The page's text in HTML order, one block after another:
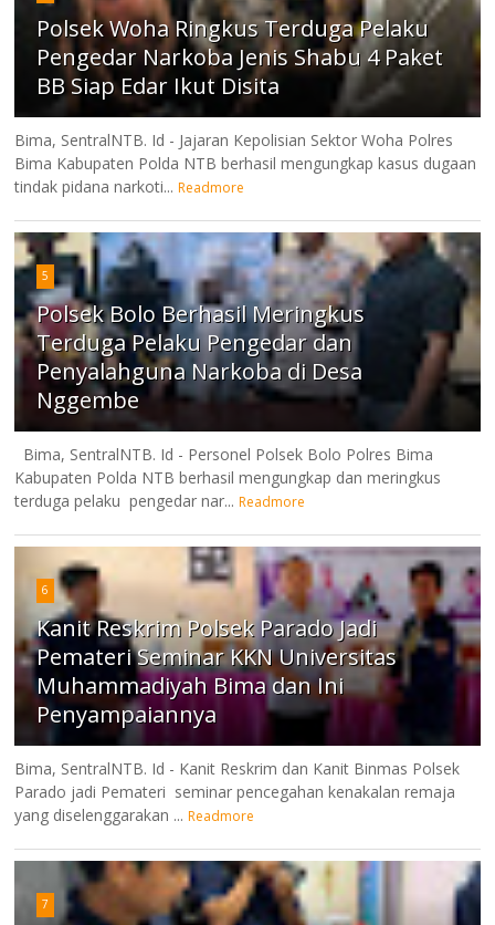
Polsek Woha Ringkus Terduga Pelaku
Pengedar Narkoba Jenis Shabu 4 Paket
BB Siap Edar Ikut Disita
Bima, SentralNTB. Id - Jajaran Kepolisian Sektor Woha Polres
Bima Kabupaten Polda NTB berhasil mengungkap kasus dugaan
tindak pidana narkoti... Readmore
5
Polsek Bolo Berhasil Meringkus
Terduga Pelaku Pengedar dan
Penyalahguna Narkoba di Desa
Nggembe
Bima, SentralNTB. Id - Personel Polsek Bolo Polres Bima
Kabupaten Polda NTB berhasil mengungkap dan meringkus
terduga pelaku pengedar nar... Readmore
6
Kanit Reskrim Polsek Parado Jadi
Pemateri Seminar KKN Universitas
Muhammadiyah Bima dan Ini
Penyampaiannya
Bima, SentralNTB. Id - Kanit Reskrim dan Kanit Binmas Polsek
Parado jadi Pemateri seminar pencegahan kenakalan remaja
yang diselenggarakan ... Readmore
7